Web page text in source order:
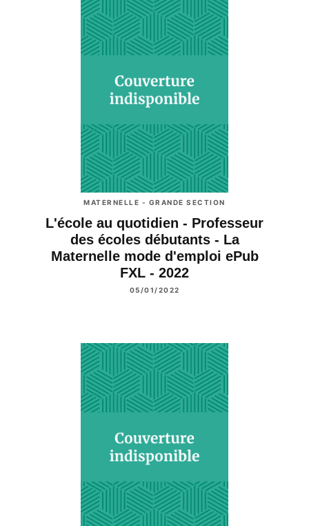
MATERNELLE - GRANDE SECTION
L'école au quotidien - Professeur
des écoles débutants - La
Maternelle mode d'emploi ePub
FXL - 2022
05/01/2022